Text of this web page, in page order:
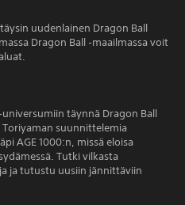
täysin uudenlainen Dragon Ball
Dragon Ball ‑maailmassa voit
täynnä Dragon Ball
Toriyaman suunnittelemia
AGE 1000:n, missä eloisa
Tutki vilkasta
ja tutustu uusiin jännittäviin